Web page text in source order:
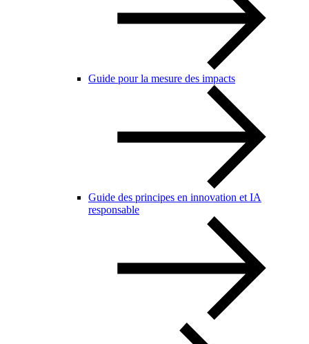
Guide pour la mesure des impacts
Guide des principes en innovation et IA
responsable